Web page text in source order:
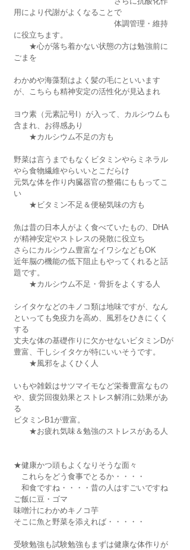
用により代謝がよくなることで
体調管理・維持
に役立ちます。
★心が落ち着かない状態の方は勉強前に
ごまを
わかめや海藻類はよく髪の毛にといいます
が、こちらも精神安定の活性化が見込まれ
ヨウ素（元素記号I）が入って、カルシウムも
含まれ、お得感あり
★カルシウム不足の方も
野菜は言うまでもなくビタミンやらミネラル
やら食物繊維やらいいとこだらけ
元気な体を作り内臓器官の整備にももってこ
い
★ビタミン不足＆便秘気味の方も
魚は昔の日本人がよく食べていたもの、DHA
が精神安定やストレスの発散に役立ち
さらにカルシウム豊富なイワシなどもOK
近年脳の機能の低下阻止もやってくれると話
題です。
★カルシウム不足・骨折をよくする人
シイタケなどのキノコ類は地味ですが、なん
といっても免疫力を高め、風邪をひきにくく
する
丈夫な体の基礎作りに欠かせないビタミンDが
豊富、干しシイタケが特にいいそうです。
★風邪をよくひく人
いもや雑穀はサツマイモなど栄養豊富なもの
や、疲労回復効果とストレス解消に効果があ
る
ビタミンB1が豊富。
★お疲れ気味＆勉強のストレスがある人
★健康かつ頭もよくなりそうな面々
これらをどう食事でとるか・・・・
和食ですね・・・・昔の人はすごいですね
ご飯に豆・ゴマ
味噌汁にわかめキノコ芋
そこに魚と野菜を添えれば・・・・・
受験勉強も試験勉強もまずは健康な体作りが